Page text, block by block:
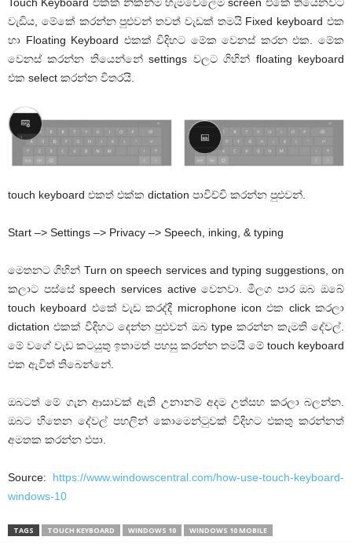
Touch Keyboard එකක් නිකන්ම හැමවෙලේම screen එකේ තියෙනවට
වැඩිය, මේකේ කරන්න පුළුවන් තවත් වැඩක් තමයි Fixed keyboard එක
හා Floating Keyboard එකක් විදිහට මේක වෙනස් කරන එක. මේක
වෙනස් කරන්න තියෙන්නේ settings වලට ගිහින් floating keyboard
එක select කරන්න විතරයි.
touch keyboard එකත් එක්ක dictation පාවිච්චි කරන්න පුළුවන්.
Start –> Settings –> Privacy –> Speech, inking, & typing
මෙතනට ගිහින් Turn on speech services and typing suggestions, on
කලාට පස්සේ speech services active වෙනවා. මීලග පාර ඔබ ඔබේ
touch keyboard එකේ වැඩ කරද්දී microphone icon එක click කරලා
dictation එකක් විදිහට දෙන්න පුළුවන් ඔබ type කරන්න කැමති දේවල්.
මේ වගේ වැඩ කටයුතු ඉතාමත් පහසු කරන්න තමයි මේ touch keyboard
එක ඇවිත් තිබෙන්නේ.
ඔබටත් මේ ගැන ආසාවක් ඇති උනානම් අදම උත්සහ කරලා බලන්න.
ඔබට හිතෙන දේවල් පහලින් කොමෙන්ටුවක් විදිහට එකතු කරන්නත්
අමතක කරන්න එපා.
Source: https://www.windowscentral.com/how-use-touch-keyboard-
windows-10
TAGS TOUCH KEYBOARD WINDOWS 10 WINDOWS 10 MOBILE